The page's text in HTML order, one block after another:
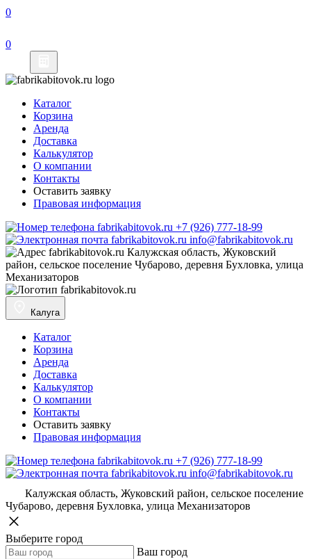
Каталог
Корзина
Аренда
Доставка
Калькулятор
О компании
Контакты
Оставить заявку
Правовая информация
+7 (926) 777-18-99
info@fabrikabitovok.ru
Калужская область, Жуковский
район, сельское поселение Чубарово, деревня Бухловка, улица
Механизаторов
Калуга
Каталог
Корзина
Аренда
Доставка
Калькулятор
О компании
Контакты
Оставить заявку
Правовая информация
+7 (926) 777-18-99
info@fabrikabitovok.ru
Калужская область, Жуковский район, сельское поселение
Чубарово, деревня Бухловка, улица Механизаторов
Выберите город
Ваш город